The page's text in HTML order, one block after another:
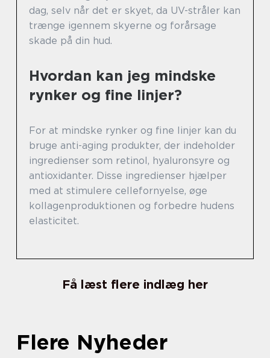
dag, selv når det er skyet, da UV-stråler kan
trænge igennem skyerne og forårsage
skade på din hud.
Hvordan kan jeg mindske
rynker og fine linjer?
For at mindske rynker og fine linjer kan du
bruge anti-aging produkter, der indeholder
ingredienser som retinol, hyaluronsyre og
antioxidanter. Disse ingredienser hjælper
med at stimulere cellefornyelse, øge
kollagenproduktionen og forbedre hudens
elasticitet.
Få læst flere indlæg her
Flere Nyheder